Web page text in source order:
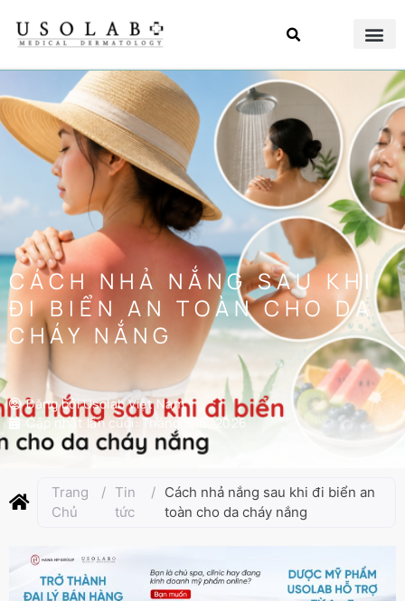
CÁCH NHẢ NẮNG SAU KHI
ĐI BIỂN AN TOÀN CHO DA
CHÁY NẮNG
Đăng bởiUsolab Việt Nam
Cập nhật lần cuối:Tháng 5 16, 2026
Trang
Chủ
/ Tin
tức
/ Cách nhả nắng sau khi đi biển an
toàn cho da cháy nắng